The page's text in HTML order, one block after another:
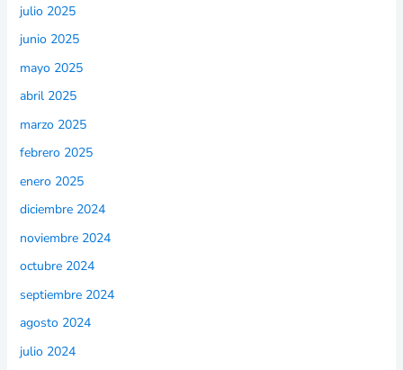
julio 2025
junio 2025
mayo 2025
abril 2025
marzo 2025
febrero 2025
enero 2025
diciembre 2024
noviembre 2024
octubre 2024
septiembre 2024
agosto 2024
julio 2024